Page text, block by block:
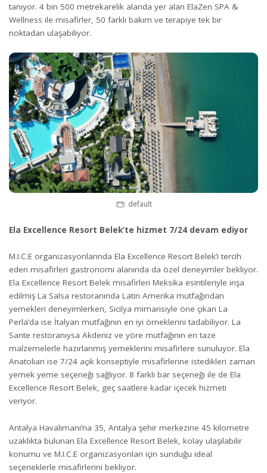
tanıyor. 4 bin 500 metrekarelik alanda yer alan ElaZen SPA &
Wellness ile misafirler, 50 farklı bakım ve terapiye tek bir
noktadan ulaşabiliyor.
default
Ela Excellence Resort Belek’te hizmet 7/24 devam ediyor
M.I.C.E organizasyonlarında Ela Excellence Resort Belek’i tercih
eden misafirleri gastronomi alanında da özel deneyimler bekliyor.
Ela Excellence Resort Belek misafirleri Meksika esintileriyle inşa
edilmiş La Salsa restoranında Latin Amerika mutfağından
yemekleri deneyimlerken, Sicilya mimarisiyle öne çıkan La
Perla’da ise İtalyan mutfağının en iyi örneklerini tadabiliyor. La
Sante restoranıysa Akdeniz ve yöre mutfağının en taze
malzemelerle hazırlanmış yemeklerini misafirlere sunuluyor. Ela
Anatolian ise 7/24 açık konseptiyle misafirlerine istedikleri zaman
yemek yeme seçeneği sağlıyor. 8 farklı bar seçeneği ile de Ela
Excellence Resort Belek, geç saatlere kadar içecek hizmeti
veriyor.
Antalya Havalimanı’na 35, Antalya şehir merkezine 45 kilometre
uzaklıkta bulunan Ela Excellence Resort Belek, kolay ulaşılabilir
konumu ve M.I.C.E organizasyonları için sunduğu ideal
seçeneklerle misafirlerini bekliyor.